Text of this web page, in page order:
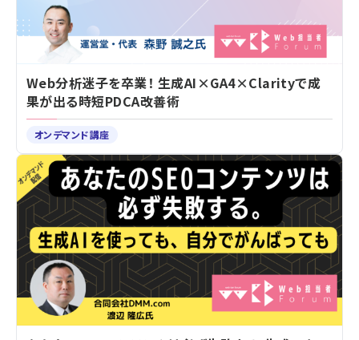
Web分析迷子を卒業！ 生成AI×GA4×Clarityで成
果が出る時短PDCA改善術
オンデマンド講座